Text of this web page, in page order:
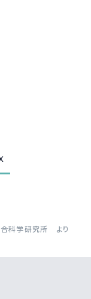
科学研究所 より